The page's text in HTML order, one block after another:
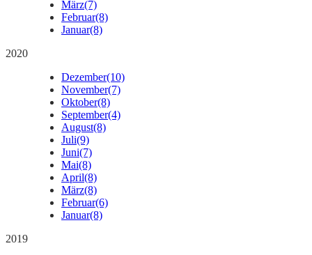
März(7)
Februar(8)
Januar(8)
2020
Dezember(10)
November(7)
Oktober(8)
September(4)
August(8)
Juli(9)
Juni(7)
Mai(8)
April(8)
März(8)
Februar(6)
Januar(8)
2019